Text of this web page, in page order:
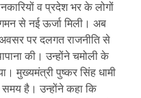
व प्रदेश भर के लोगों
से नई ऊर्जा मिली। अब
पर दलगत राजनीति से
की। उन्होंने चमोली के
मुख्यमंत्री पुष्कर सिंह धामी
समय है। उन्होंने कहा कि